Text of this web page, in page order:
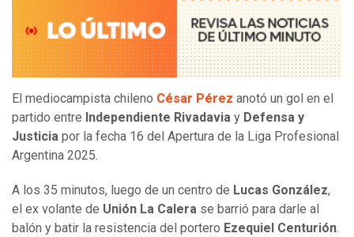
El mediocampista chileno César Pérez anotó un gol en el
partido entre Independiente Rivadavia y Defensa y
Justicia por la fecha 16 del Apertura de la Liga Profesional
Argentina 2025.
A los 35 minutos, luego de un centro de Lucas González,
el ex volante de Unión La Calera se barrió para darle al
balón y batir la resistencia del portero Ezequiel Centurión.